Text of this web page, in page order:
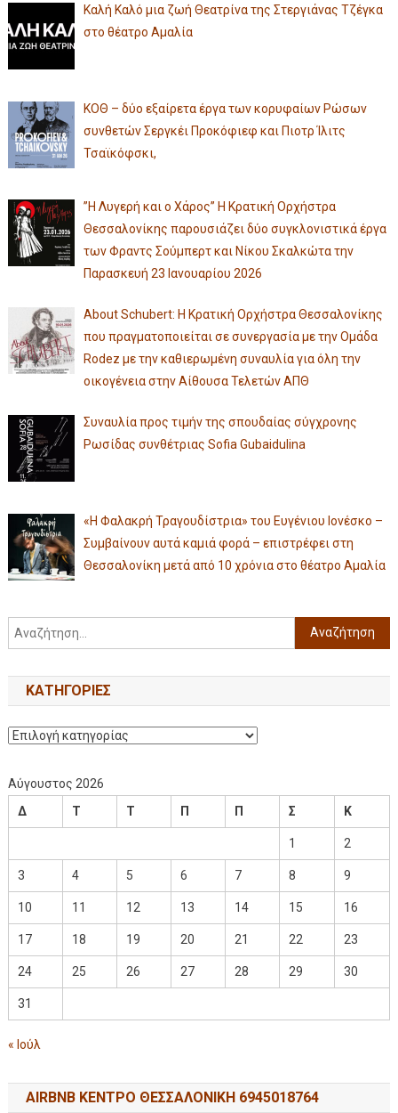
Καλή Καλό μια ζωή Θεατρίνα της Στεργιάνας Τζέγκα
στο θέατρο Αμαλία
ΚΟΘ – δύο εξαίρετα έργα των κορυφαίων Ρώσων
συνθετών Σεργκέι Προκόφιεφ και Πιοτρ Ίλιτς
Τσαϊκόφσκι,
”Η Λυγερή και ο Χάρος” Η Κρατική Ορχήστρα
Θεσσαλονίκης παρουσιάζει δύο συγκλονιστικά έργα
των Φραντς Σούμπερτ και Νίκου Σκαλκώτα την
Παρασκευή 23 Ιανουαρίου 2026
About Schubert: Η Κρατική Ορχήστρα Θεσσαλονίκης
που πραγματοποιείται σε συνεργασία με την Ομάδα
Rodez με την καθιερωμένη συναυλία για όλη την
οικογένεια στην Αίθουσα Τελετών ΑΠΘ
Συναυλία προς τιμήν της σπουδαίας σύγχρονης
Ρωσίδας συνθέτριας Sofia Gubaidulina
«Η Φαλακρή Τραγουδίστρια» του Ευγένιου Ιονέσκο –
Συμβαίνουν αυτά καμιά φορά – επιστρέφει στη
Θεσσαλονίκη μετά από 10 χρόνια στο θέατρο Αμαλία
KΑΤΗΓΟΡΊΕΣ
Αύγουστος 2026
Δ
Τ Τ Π Π Σ Κ
1 2
3 4 5 6 7 8 9
10 11 12 13 14 15 16
17 18 19 20 21 22 23
24 25 26 27 28 29 30
31
« Ιούλ
AIRBNB ΚΕΝΤΡΟ ΘΕΣΣΑΛΟΝΙΚΗ 6945018764